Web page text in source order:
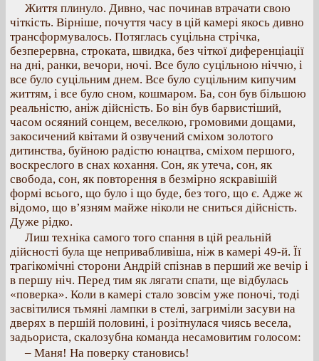
Життя плинуло. Дивно, час починав втрачати свою
чіткість. Вірніше, почуття часу в цій камері якось дивно
трансформувалось. Потяглась суцільна стрічка,
безперервна, строката, швидка, без чіткої диференціації
на дні, ранки, вечори, ночі. Все було суцільною ніччю, і
все було суцільним днем. Все було суцільним кипучим
життям, і все було сном, кошмаром. Ба, сон був більшою
реальністю, аніж дійсність. Бо він був барвистіший,
часом осяяний сонцем, веселкою, громовими дощами,
закосичений квітами й озвучений сміхом золотого
дитинства, буйною радістю юнацтва, сміхом першого,
воскреслого в снах кохання. Сон, як утеча, сон, як
свобода, сон, як повторення в безмірно яскравішій
формі всього, що було і що буде, без того, що є. Адже ж
відомо, що в’язням майже ніколи не сниться дійсність.
Дуже рідко.
Лиш техніка самого того спання в цій реальній
дійсності була ще непривабливіша, ніж в камері 49-й. Її
трагікомічні сторони Андрій спізнав в перший же вечір і
в першу ніч. Перед тим як лягати спати, ще відбулась
«поверка». Коли в камері стало зовсім уже поночі, тоді
засвітилися тьмяні лампки в стелі, загриміли засуви на
дверях в першій половині, і розітнулася чиясь весела,
задьориста, скалозубна команда несамовитим голосом:
– Маня! На поверку становись!